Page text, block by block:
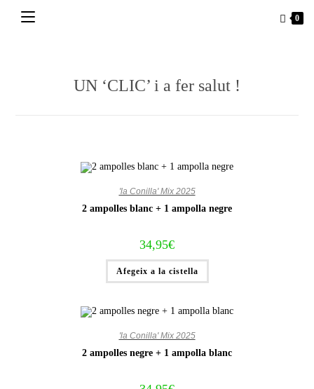
0
UN ‘CLIC’ i a fer salut !
'la Conilla' Mix 2025
2 ampolles blanc + 1 ampolla negre
34,95€
Afegeix a la cistella
'la Conilla' Mix 2025
2 ampolles negre + 1 ampolla blanc